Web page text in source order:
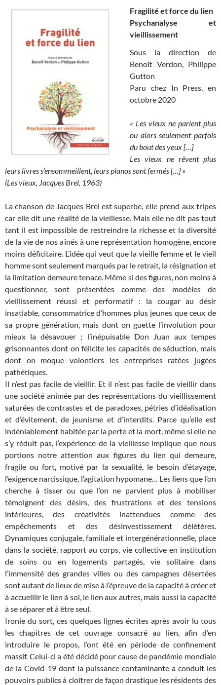
Fragilité et force du lien
Psychanalyse et
vieillissement
Sous la direction de
Benoît Verdon, Philippe
Gutton
Paru chez In Press, en
octobre 2020
« Les vieux ne parlent plus
ou alors seulement parfois
du bout des yeux […]
Les vieux ne rêvent plus
leurs livres s’ensommeillent, leurs pianos sont fermés […] »
(Les vieux, Jacques Brel, 1963)
La chanson de Jacques Brel est superbe, elle prend aux tripes
car elle dit une réalité de la vieillesse. Mais elle ne dit pas tout
tant il est impossible de restreindre la richesse et la diversité
de la vie de nos aînés à une représentation homogène, encore
moins déficitaire. L’idée qui veut que la vieille femme et le vieil
homme sont seulement marqués par le retrait, la résignation et
la limitation demeure tenace. Même si des figures, non moins à
questionner, sont présentées comme des modèles de
vieillissement réussi et performatif : la cougar au désir
insatiable, consommatrice d’hommes plus jeunes que ceux de
sa propre génération, mais dont on guette l’involution pour
mieux la désavouer ; l’inépuisable Don Juan aux tempes
grisonnantes dont on félicite les capacités de séduction, mais
dont on moque volontiers les entreprises ratées jugées
pathétiques.
Il n’est pas facile de vieillir. Et il n’est pas facile de vieillir dans
une société animée par des représentations du vieillissement
saturées de contrastes et de paradoxes, pétries d’idéalisation
et d’évitement, de jeunisme et d’interdits. Parce qu’elle est
indéniablement habitée par la perte et la mort, même si elle ne
s’y réduit pas, l’expérience de la vieillesse implique que nous
portions notre attention aux figures du lien qui demeure,
fragile ou fort, motivé par la sexualité, le besoin d’étayage,
l’exigence narcissique, l’agitation hypomane… Les liens que l’on
cherche à tisser ou que l’on ne parvient plus à mobiliser
témoignent des désirs, des frustrations et des tensions
intérieures, des créativités inattendues comme des
empêchements et des désinvestissement délétères.
Dynamiques conjugale, familiale et intergénérationnelle, place
dans la société, rapport au corps, vie collective en institution
de soins ou en logements partagés, vie solitaire dans
l’immensité des grandes villes ou des campagnes désertées
sont autant de lieux de mise à l’épreuve de la capacité à créer et
à accueillir le lien à soi, le lien aux autres, mais aussi la capacité
à se séparer et à être seul.
Ironie du sort, ces quelques lignes écrites après avoir lu tous
les chapitres de cet ouvrage consacré au lien, afin d’en
introduire le propos, l’ont été en période de confinement
massif. Celui-ci a été décidé pour cause de pandémie mondiale
de la Covid-19 dont la puissance contaminante a conduit les
pouvoirs publics à cloîtrer de façon drastique les résidents des